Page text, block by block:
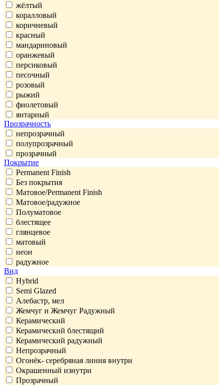
жёлтый
коралловый
коричневый
красный
мандариновый
оранжевый
персиковый
песочный
розовый
рыжий
фиолетовый
янтарный
Прозрачность
непрозрачный
полупрозрачный
прозрачный
Покрытие
Permanent Finish
Без покрытия
Матовое/Permanent Finish
Матовое/радужное
Полуматовое
блестящее
глянцевое
матовый
неон
радужное
Вид
Hybrid
Semi Glazed
Алебастр, мел
Жемчуг и Жемчуг Радужный
Керамический
Керамический блестящий
Керамический радужный
Непрозрачный
Огонёк- серебряная линия внутри
Окрашенный изнутри
Прозрачный